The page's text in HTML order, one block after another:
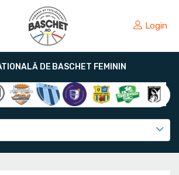
Login
DE BASCHET FEMININ